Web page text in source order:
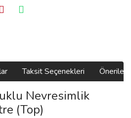
Taksit Seçenekleri
Nevresimlik
(Top)